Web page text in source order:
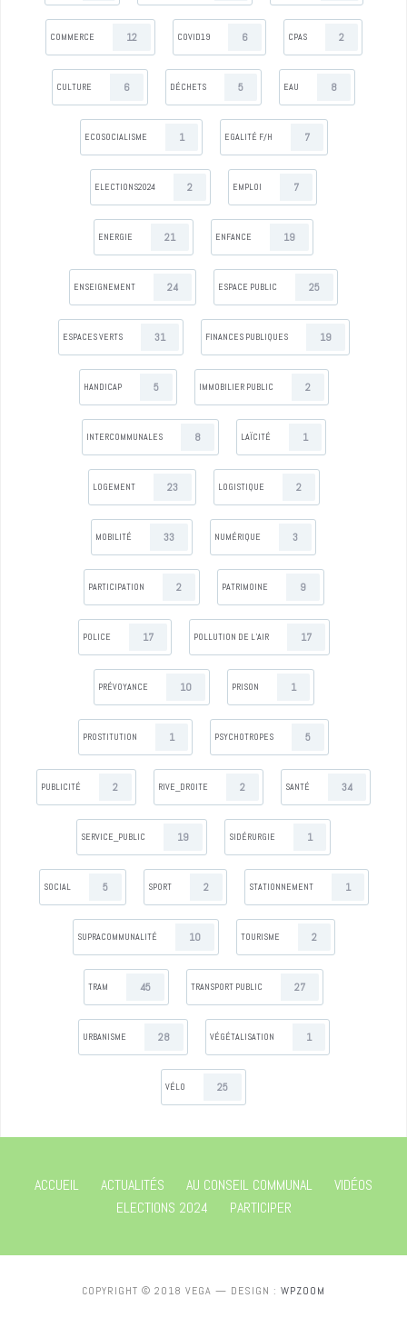
COMMERCE 12 COVID19 6 CPAS 2
CULTURE 6 DÉCHETS 5 EAU 8
ECOSOCIALISME 1 EGALITÉ F/H 7
ELECTIONS2024 2 EMPLOI 7
ENERGIE 21 ENFANCE 19
ENSEIGNEMENT 24 ESPACE PUBLIC 25
ESPACES VERTS 31 FINANCES PUBLIQUES 19
HANDICAP 5 IMMOBILIER PUBLIC 2
INTERCOMMUNALES 8 LAÏCITÉ 1
LOGEMENT 23 LOGISTIQUE 2
MOBILITÉ 33 NUMÉRIQUE 3
PARTICIPATION 2 PATRIMOINE 9
POLICE 17 POLLUTION DE L’AIR 17
PRÉVOYANCE 10 PRISON 1
PROSTITUTION 1 PSYCHOTROPES 5
PUBLICITÉ 2 RIVE_DROITE 2 SANTÉ 34
SERVICE_PUBLIC 19 SIDÉRURGIE 1
SOCIAL 5 SPORT 2 STATIONNEMENT 1
SUPRACOMMUNALITÉ 10 TOURISME 2
TRAM 45 TRANSPORT PUBLIC 27
URBANISME 28 VÉGÉTALISATION 1
VÉLO 25
ACCUEIL ACTUALITÉS AU CONSEIL COMMUNAL
VIDÉOS
ELECTIONS 2024
PARTICIPER
COPYRIGHT © 2018 VEGA — DESIGN : WPZOOM